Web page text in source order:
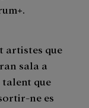
artistes que
sala a
que
ne es